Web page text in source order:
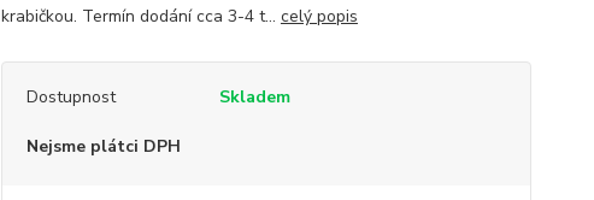
krabičkou. Termín dodání cca 3-4 t... celý popis
Dostupnost Skladem
Nejsme plátci DPH